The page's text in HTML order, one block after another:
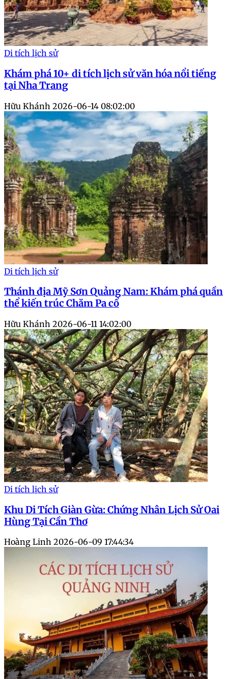
Di tích lịch sử
Khám phá 10+ di tích lịch sử văn hóa nổi tiếng
tại Nha Trang
Hữu Khánh 2026-06-14 08:02:00
Di tích lịch sử
Thánh địa Mỹ Sơn Quảng Nam: Khám phá quần
thể kiến trúc Chăm Pa cổ
Hữu Khánh 2026-06-11 14:02:00
Di tích lịch sử
Khu Di Tích Giàn Gừa: Chứng Nhân Lịch Sử Oai
Hùng Tại Cần Thơ
Hoàng Linh 2026-06-09 17:44:34